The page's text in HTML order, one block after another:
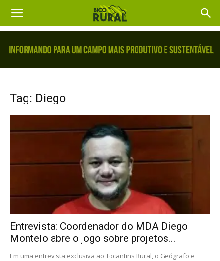
Tag: Diego
Entrevista: Coordenador do MDA Diego
Montelo abre o jogo sobre projetos...
Em uma entrevista exclusiva ao Tocantins Rural, o Geógrafo e